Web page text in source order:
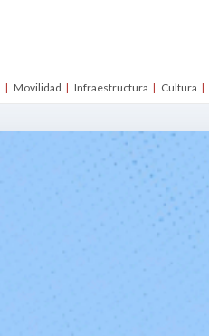
Movilidad Infraestructura Cultura